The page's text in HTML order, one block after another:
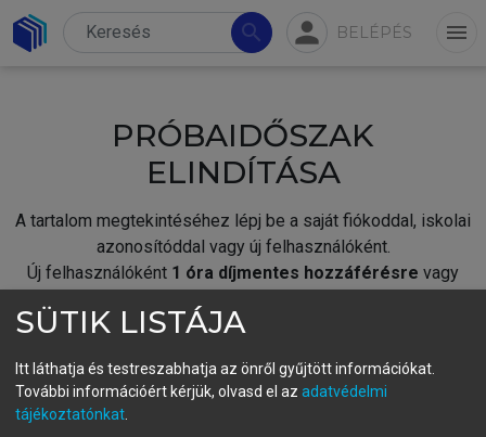
search person BELÉPÉS menu
PRÓBAIDŐSZAK
ELINDÍTÁSA
A tartalom megtekintéséhez lépj be a saját fiókoddal, iskolai
azonosítóddal vagy új felhasználóként.
Új felhasználóként 1 óra díjmentes hozzáférésre vagy
fiókoddal,vagy hozz létre új fiókot.
A regisztráció után apróbaidőszakautomatikusan
SÜTIK LISTÁJA
Itt láthatja és testreszabhatja az önről gyűjtött információkat.
További információért kérjük, olvasd el az adatvédelmi
tájékoztatónkat